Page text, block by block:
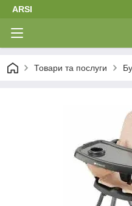
ARSI
Товари та послуги